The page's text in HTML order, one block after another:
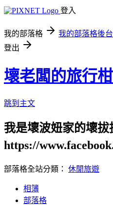
登入
我的部落格 我的部落格後台
登出
壞老闆的旅行
跳到主文
我是壞波妞家的壞
https://
部落格全站分類： 休閒旅遊
相簿
部落格